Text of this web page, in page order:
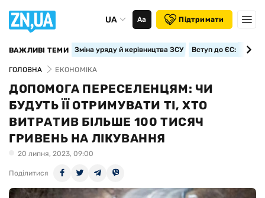
UA Аа Підтримати
ВАЖЛИВІ ТЕМИ Зміна уряду й керівництва ЗСУ Вступ до ЄС:
ГОЛОВНА ЕКОНОМІКА
ДОПОМОГА ПЕРЕСЕЛЕНЦЯМ: ЧИ
БУДУТЬ ЇЇ ОТРИМУВАТИ ТІ, ХТО
ВИТРАТИВ БІЛЬШЕ 100 ТИСЯЧ
ГРИВЕНЬ НА ЛІКУВАННЯ
20 липня, 2023, 09:00
Поділитися